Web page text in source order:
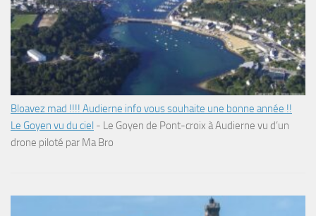
Bloavez mad !!!! Audierne info vous souhaite une bonne année !!
Le Goyen vu du ciel - Le Goyen de Pont-croix à Audierne vu d’un
drone piloté par Ma Bro